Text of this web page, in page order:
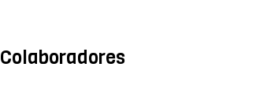
Colaboradores